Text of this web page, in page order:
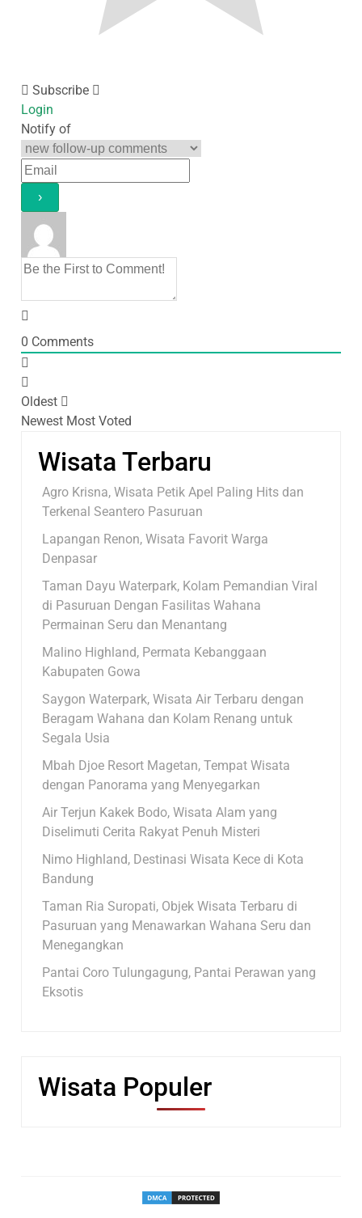
Subscribe
Login
Notify of
0 Comments
Oldest
Newest Most Voted
Wisata Terbaru
Agro Krisna, Wisata Petik Apel Paling Hits dan
Terkenal Seantero Pasuruan
Lapangan Renon, Wisata Favorit Warga
Denpasar
Taman Dayu Waterpark, Kolam Pemandian Viral
di Pasuruan Dengan Fasilitas Wahana
Permainan Seru dan Menantang
Malino Highland, Permata Kebanggaan
Kabupaten Gowa
Saygon Waterpark, Wisata Air Terbaru dengan
Beragam Wahana dan Kolam Renang untuk
Segala Usia
Mbah Djoe Resort Magetan, Tempat Wisata
dengan Panorama yang Menyegarkan
Air Terjun Kakek Bodo, Wisata Alam yang
Diselimuti Cerita Rakyat Penuh Misteri
Nimo Highland, Destinasi Wisata Kece di Kota
Bandung
Taman Ria Suropati, Objek Wisata Terbaru di
Pasuruan yang Menawarkan Wahana Seru dan
Menegangkan
Pantai Coro Tulungagung, Pantai Perawan yang
Eksotis
Wisata Populer